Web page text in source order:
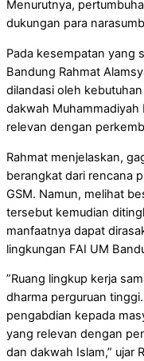
Menurutnya,
dukungan para
Pada kesempatan yang
Bandung Rahmat
dilandasi oleh
dakwah
relevan dengan
Rahmat menjelaskan,
berangkat dari rencana
GSM. Namun, melihat
tersebut kemudian
manfaatnya dapat
lingkungan FAI UM
”Ruang lingkup kerja
dharma perguruan
pengabdian kepada
yang relevan dengan
dan dakwah Islam,” ujar